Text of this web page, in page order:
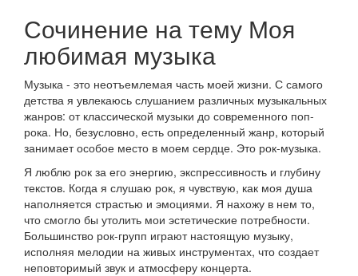
Сочинение на тему Моя
любимая музыка
Музыка - это неотъемлемая часть моей жизни. С самого
детства я увлекаюсь слушанием различных музыкальных
жанров: от классической музыки до современного поп-
рока. Но, безусловно, есть определенный жанр, который
занимает особое место в моем сердце. Это рок-музыка.
Я люблю рок за его энергию, экспрессивность и глубину
текстов. Когда я слушаю рок, я чувствую, как моя душа
наполняется страстью и эмоциями. Я нахожу в нем то,
что смогло бы утолить мои эстетические потребности.
Большинство рок-групп играют настоящую музыку,
исполняя мелодии на живых инструментах, что создает
неповторимый звук и атмосферу концерта.